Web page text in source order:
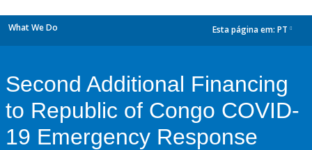
What We Do Esta página em: PT
Second Additional Financing
to Republic of Congo COVID-
19 Emergency Response